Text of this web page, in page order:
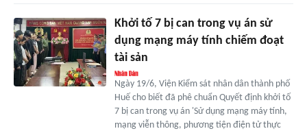
Khởi tố 7 bị can trong vụ án sử
dụng mạng máy tính chiếm đoạt
tài sản
Ngày 19/6, Viện Kiểm sát nhân dân thành phố
Huế cho biết đã phê chuẩn Quyết định khởi tố
7 bị can trong vụ án 'Sử dụng mạng máy tính,
mạng viễn thông, phương tiện điện tử thực